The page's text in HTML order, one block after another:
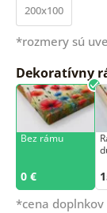
200x100
*rozmery sú
Dekoratívny
Bez rámu
0 €
*cena